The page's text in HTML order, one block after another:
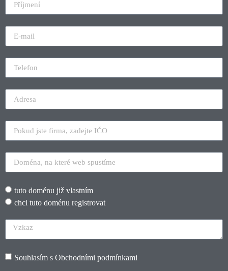
tuto doménu již vlastním
chci tuto doménu registrovat
Souhlasím s Obchodními podmínkami